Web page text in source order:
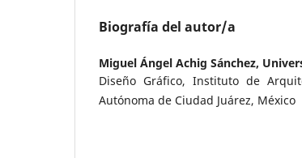
Biografía del autor/a
Miguel Ángel Achig Sánchez,
Diseño Gráfico, Instituto de
Autónoma de Ciudad Juárez, México